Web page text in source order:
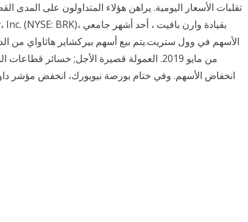
تقلبات الأسعار اليومية. يراهن هؤلاء المتداولون على المدى
من مايو 2019. العمولة قصيرة الأجل; خسائر